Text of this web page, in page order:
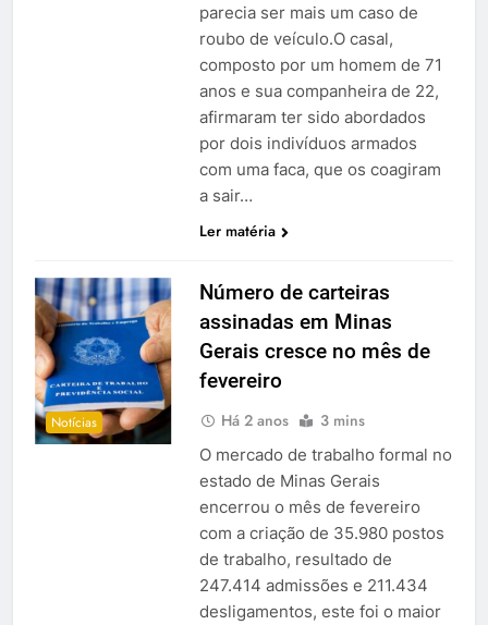
parecia ser mais um caso de
roubo de veículo.O casal,
composto por um homem de 71
anos e sua companheira de 22,
afirmaram ter sido abordados
por dois indivíduos armados
com uma faca, que os coagiram
a sair…
Ler matéria
Notícias
Número de carteiras
assinadas em Minas
Gerais cresce no mês de
fevereiro
Há 2 anos 3 mins
O mercado de trabalho formal no
estado de Minas Gerais
encerrou o mês de fevereiro
com a criação de 35.980 postos
de trabalho, resultado de
247.414 admissões e 211.434
desligamentos, este foi o maior